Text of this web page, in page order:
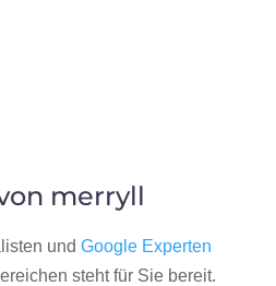
merryll
und Google Experten
steht für Sie bereit.